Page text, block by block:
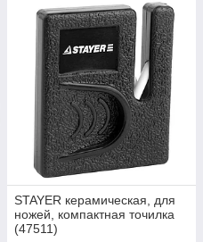
STAYER керамическая, для
ножей, компактная точилка
(47511)